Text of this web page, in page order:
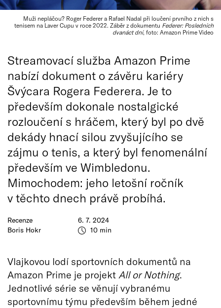
Muži nepláčou? Roger Federer a Rafael Nadal při loučení prvního z nich s
tenisem na Laver Cupu v roce 2022. Záběr z dokumentu Federer: Posledních
dvanáct dní, foto: Amazon Prime Video
Recenze
Boris Hokr
6. 7. 2024
10 min
Streamovací služba Amazon Prime
nabízí dokument o závěru kariéry
Švýcara Rogera Federera. Je to
především dokonale nostalgické
rozloučení s hráčem, který byl po dvě
dekády hnací silou zvyšujícího se
zájmu o tenis, a který byl fenomenální
především ve Wimbledonu.
Mimochodem: jeho letošní ročník
v těchto dnech právě probíhá.
Vlajkovou lodí sportovních dokumentů na
Amazon Prime je projekt All or Nothing.
Jednotlivé série se věnují vybranému
sportovnímu týmu především během jedné